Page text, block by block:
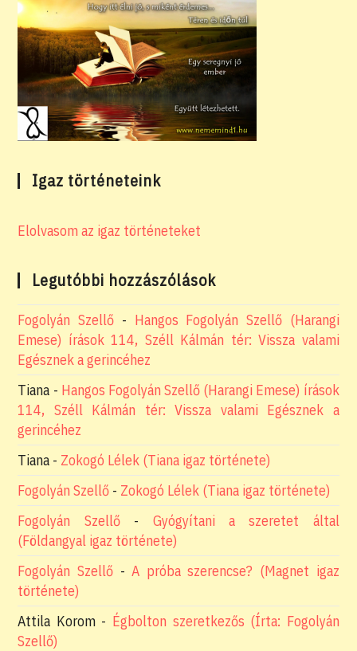
Igaz történeteink
Elolvasom az igaz történeteket
Legutóbbi hozzászólások
Fogolyán Szellő - Hangos Fogolyán Szellő (Harangi
Emese) írások 114, Széll Kálmán tér: Vissza valami
Egésznek a gerincéhez
Tiana - Hangos Fogolyán Szellő (Harangi Emese) írások
114, Széll Kálmán tér: Vissza valami Egésznek a
gerincéhez
Tiana - Zokogó Lélek (Tiana igaz története)
Fogolyán Szellő - Zokogó Lélek (Tiana igaz története)
Fogolyán Szellő- Gyógyítani a szeretet által
(Földangyal igaz története)
Fogolyán Szellő -A próba szerencse? (Magnet igaz
története)
Attila Korom- Égbolton szeretkezős (Írta: Fogolyán
Szellő)